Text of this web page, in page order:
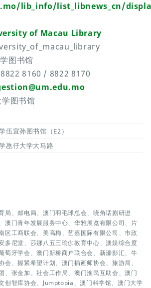
lib_info/list_libnews_cn/
of Macau Library
图书馆
8160 / 8822 8170
图书馆
伍宜孙图书馆（E2）
氹仔大学大马路
局、邮电局、澳门羽毛球总会、晓角话剧研进
澳门青年发展服务中心、华雅展览有限公司、片
区工商联会、美高梅、艺嘉国际有限公司、市政
多尼堂、莎娜八五三瑜伽教育中心、澳娱综合度
萄牙学会、澳门新桥商户联合会、新濠影汇、牛
会、握紧希望计划、澳门插画师协会、旅游局、
、张金加、社会工作局、澳门渔民互助会、澳门
创智库协会、Jumptopia、澳门科学馆、澳门大学